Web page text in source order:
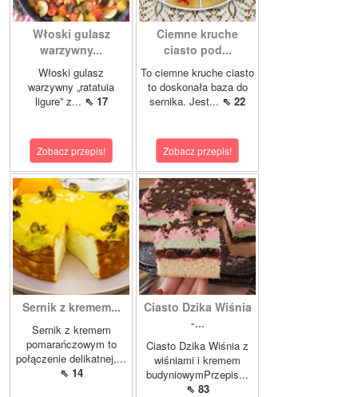
Włoski gulasz
warzywny...
Włoski gulasz
warzywny „ratatuia
ligure” z... ⇖ 17
Zobacz przepis!
Ciemne kruche
ciasto pod...
To ciemne kruche ciasto
to doskonała baza do
sernika. Jest... ⇖ 22
Zobacz przepis!
Sernik z kremem...
Sernik z kremem
pomarańczowym to
połączenie delikatnej,...
⇖ 14
Ciasto Dzika Wiśnia
-...
Ciasto Dzika Wiśnia z
wiśniami i kremem
budyniowymPrzepis...
⇖ 83